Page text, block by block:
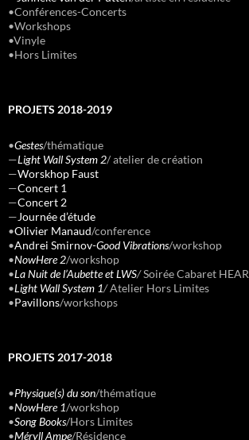
•Conférences-Concerts
•Workshops
•Vinyle
•Hors Limites
PROJETS 2018-2019
•Gestes/thématique
—Light Wall System 2/ atelier de création
—Worskhop Faust
—Concert 1
—Concert 2
—Journée d’étude
•Olivier Manaud/conference
•Andrei Smirnov-Good Vibrations/workshop
•NowHere 2/workshop
•La Nuit de l’Aubette et LWS/Soirée Cabaret HEAR
•Light Wall System 1/Atelier Hors Limites
•Pavillons/workshops
PROJETS 2017-2018
•Physique(s) du son/thématique
•NowHere 1/workshop
•Song Books/Hors Limites
•Méryll Ampe/Résidence